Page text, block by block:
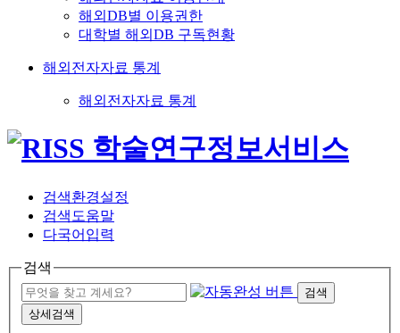
해외DB별 이용권한
대학별 해외DB 구독현황
해외전자자료 통계
해외전자자료 통계
검색환경설정
검색도움말
다국어입력
검색
검색
상세검색